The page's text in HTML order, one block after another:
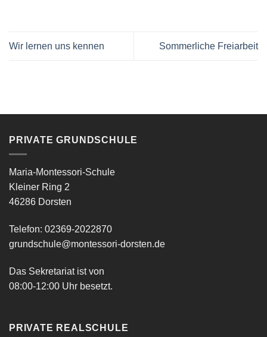
Wir lernen uns kennen Sommerliche Freiarbeit
PRIVATE GRUNDSCHULE
Maria-Montessori-Schule
Kleiner Ring 2
46286 Dorsten
Telefon: 02369-2022870
grundschule@montessori-dorsten.de
Das Sekretariat ist von
08:00-12:00 Uhr besetzt.
PRIVATE REALSCHULE